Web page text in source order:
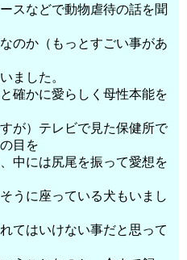
スなどで動物虐待の話を聞
のか（もっとすごい事があ
ました。
確かに愛らしく母性本能を
が）テレビで見た保健所で
目を
中には尻尾を振って愛想を
うに座っている犬もいまし
てはいけない事だと思って